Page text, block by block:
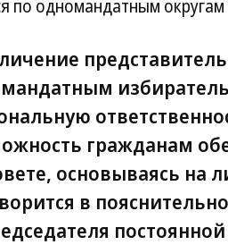
по одномандатным
гражданам
основываясь на
в